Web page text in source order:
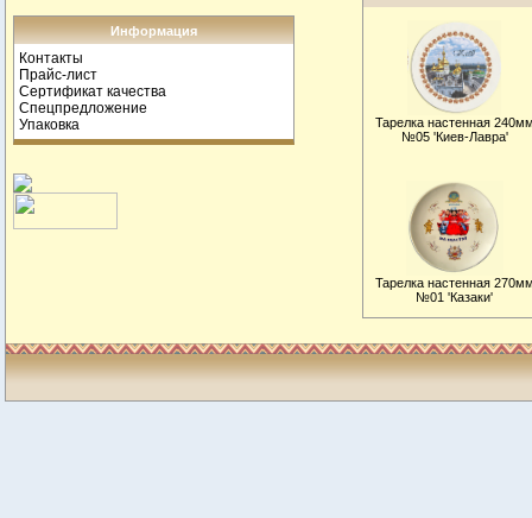
Информация
Контакты
Прайс-лист
Сертификат качества
Спецпредложение
Упаковка
Тарелка настенная
№05 'Киев-Лавра'
Тарелка настенная
№01 'Казаки'